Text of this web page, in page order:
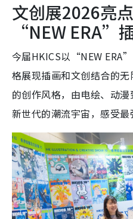
文创展2026亮
“NEW ERA”
今届HKICS以“NEW
格展现插画和文创结合的
的创作风格，由电绘、动
新世代的潮流宇宙，感受最